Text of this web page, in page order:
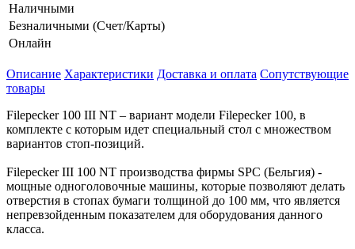
Наличными
Безналичными (Счет/Карты)
Онлайн
Описание Характеристики Доставка и оплата Сопутствующие
товары
Filepecker 100 III NT – вариант модели Filepecker 100, в
комплекте с которым идет специальный стол с множеством
вариантов стоп-позиций.
Filepecker III 100 NT производства фирмы SPC (Бельгия) -
мощные одноголовочные машины, которые позволяют делать
отверстия в стопах бумаги толщиной до 100 мм, что является
непревзойденным показателем для оборудования данного
класса.